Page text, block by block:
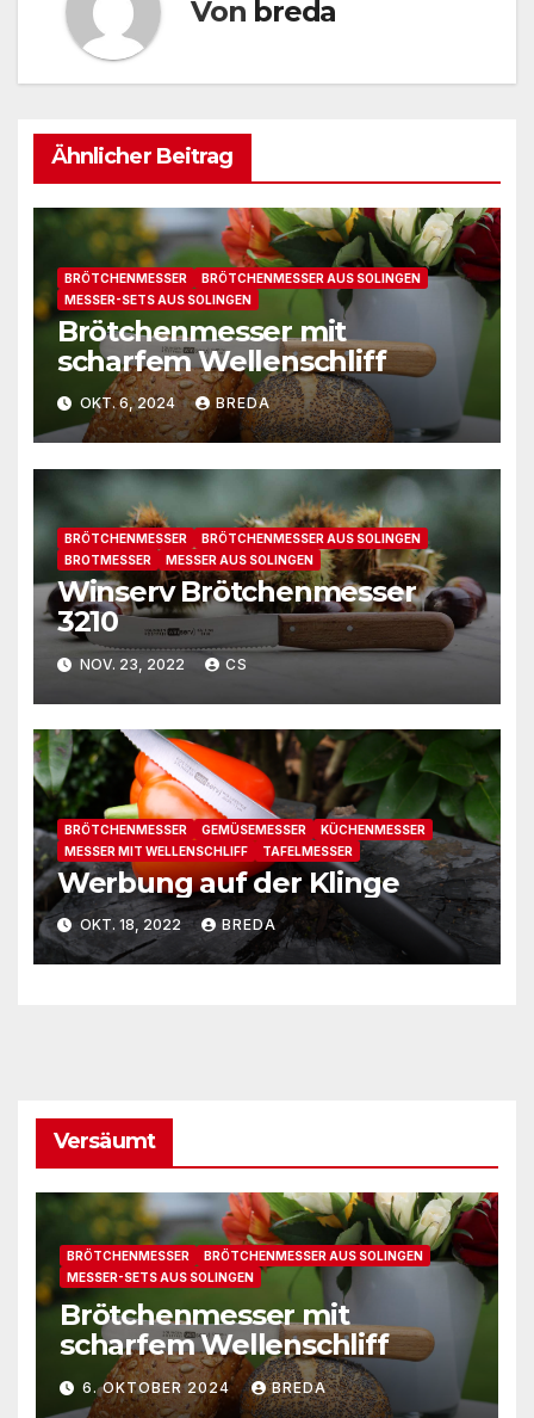
Von breda
Ähnlicher Beitrag
BRÖTCHENMESSER
BRÖTCHENMESSER AUS SOLINGEN
MESSER-SETS AUS SOLINGEN
Brötchenmesser mit
scharfem Wellenschliff
OKT. 6, 2024 BREDA
BRÖTCHENMESSER
BRÖTCHENMESSER AUS SOLINGEN
BROTMESSER
MESSER AUS SOLINGEN
Winserv Brötchenmesser
3210
NOV. 23, 2022 CS
BRÖTCHENMESSER GEMÜSEMESSER
KÜCHENMESSER
MESSER MIT WELLENSCHLIFF
TAFELMESSER
Werbung auf der Klinge
OKT. 18, 2022 BREDA
Versäumt
BRÖTCHENMESSER
BRÖTCHENMESSER AUS SOLINGEN
MESSER-SETS AUS SOLINGEN
Brötchenmesser mit
scharfem Wellenschliff
6. OKTOBER 2024 BREDA